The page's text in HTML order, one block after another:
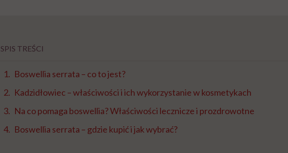
SPIS TREŚCI
Boswellia serrata – co to jest?
Kadzidłowiec – właściwości i ich wykorzystanie w kosmetykach
Na co pomaga boswellia? Właściwości lecznicze i prozdrowotne
Boswellia serrata – gdzie kupić i jak wybrać?